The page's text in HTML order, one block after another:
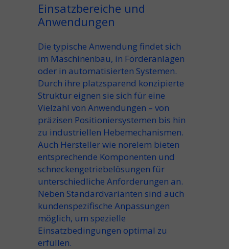
Einsatzbereiche und
Anwendungen
Die typische Anwendung findet sich
im Maschinenbau, in Förderanlagen
oder in automatisierten Systemen.
Durch ihre platzsparend konzipierte
Struktur eignen sie sich für eine
Vielzahl von Anwendungen – von
präzisen Positioniersystemen bis hin
zu industriellen Hebemechanismen.
Auch Hersteller wie norelem bieten
entsprechende Komponenten und
schneckengetriebelösungen für
unterschiedliche Anforderungen an.
Neben Standardvarianten sind auch
kundenspezifische Anpassungen
möglich, um spezielle
Einsatzbedingungen optimal zu
erfüllen.